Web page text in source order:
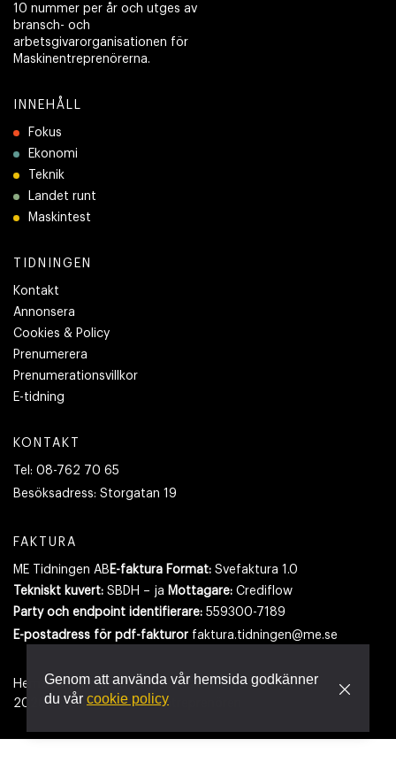
10 nummer per år och utges av
bransch- och
arbetsgivarorganisationen för
Maskinentreprenörerna.
INNEHÅLL
Fokus
Ekonomi
Teknik
Landet runt
Maskintest
TIDNINGEN
Kontakt
Annonsera
Cookies & Policy
Prenumerera
Prenumerationsvillkor
E-tidning
KONTAKT
Tel: 08-762 70 65
Besöksadress: Storgatan 19
FAKTURA
ME Tidningen AB E-faktura Format: Svefaktura 1.0
Tekniskt kuvert: SBDH – ja Mottagare: Crediflow
Party och endpoint identifierare: 559300-7189
E-postadress för pdf-fakturor faktura.tidningen@me.se
Hemsidan använder cookies.Läs mer
2026- Tidningen Maskinentreprenören
Genom att använda vår hemsida godkänner
du vår cookie policy